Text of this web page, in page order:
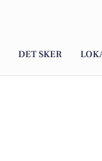
DET SKER